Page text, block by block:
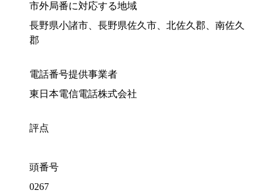
市外局番に対応する地域
長野県小諸市、長野県佐久市、北佐久郡、南佐久
郡
電話番号提供事業者
東日本電信電話株式会社
評点
頭番号
0267